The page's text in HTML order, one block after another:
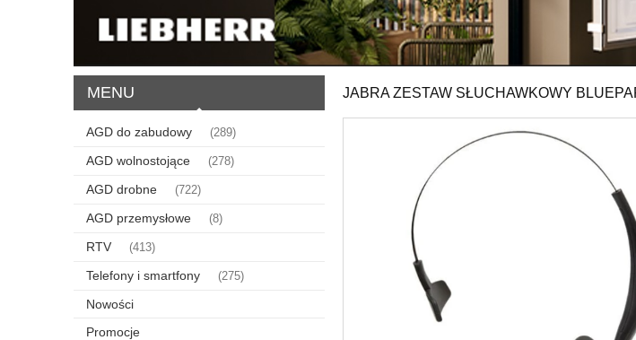
MENU
AGD do zabudowy (289)
AGD wolnostojące (278)
AGD drobne (722)
AGD przemysłowe (8)
RTV (413)
Telefony i smartfony (275)
Nowości
Promocje
JABRA ZESTAW SŁUCHAWKOWY